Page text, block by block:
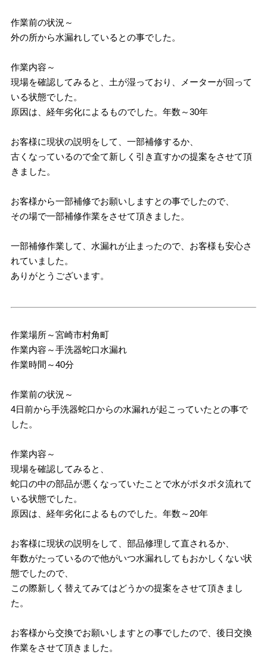
作業前の状況～
外の所から水漏れしているとの事でした。
作業内容～
現場を確認してみると、土が湿っており、メーターが回って
いる状態でした。
原因は、経年劣化によるものでした。年数～30年
お客様に現状の説明をして、一部補修するか、
古くなっているので全て新しく引き直すかの提案をさせて頂
きました。
お客様から一部補修でお願いしますとの事でしたので、
その場で一部補修作業をさせて頂きました。
一部補修作業して、水漏れが止まったので、お客様も安心さ
れていました。
ありがとうございます。
作業場所～宮崎市村角町
作業内容～手洗器蛇口水漏れ
作業時間～40分
作業前の状況～
4日前から手洗器蛇口からの水漏れが起こっていたとの事で
した。
作業内容～
現場を確認してみると、
蛇口の中の部品が悪くなっていたことで水がポタポタ流れて
いる状態でした。
原因は、経年劣化によるものでした。年数～20年
お客様に現状の説明をして、部品修理して直されるか、
年数がたっているので他がいつ水漏れしてもおかしくない状
態でしたので、
この際新しく替えてみてはどうかの提案をさせて頂きまし
た。
お客様から交換でお願いしますとの事でしたので、後日交換
作業をさせて頂きました。